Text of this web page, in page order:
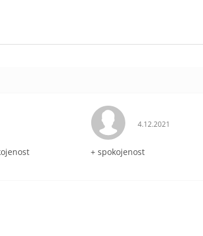
obchodu je 5 z 5 hvězdiček. Hodnocení
4.12.2021
+ spokojenost